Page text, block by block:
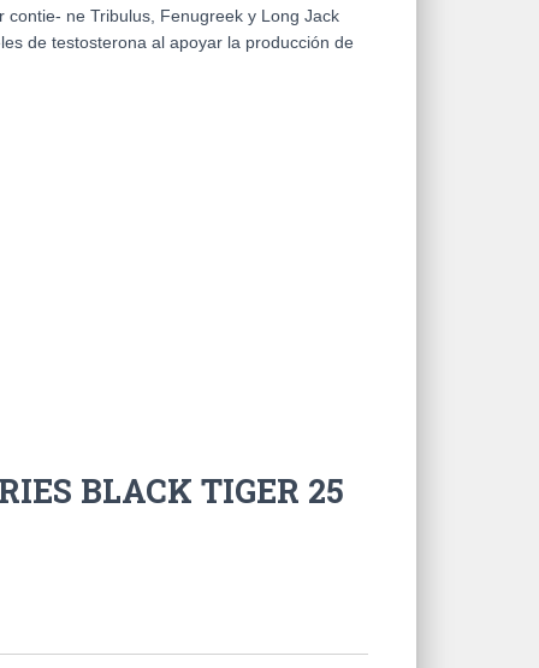
contie- ne Tribulus, Fenugreek y Long Jack
de testosterona al apoyar la producción de
BLACK TIGER 25